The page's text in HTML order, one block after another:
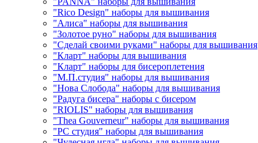
"Rico Design" наборы для вышивания
"Алиса" наборы для вышивания
"Золотое руно" наборы для вышивания
"Сделай своими руками" наборы для вышивания
"Кларт" наборы для вышивания
"Кларт" наборы для бисероплетения
"М.П.студия" наборы для вышивания
"Нова Слобода" наборы для вышивания
"Радуга бисера" наборы с бисером
"RIOLIS" наборы для вышивания
"Thea Gouverneur" наборы для вышивания
"РС студия" наборы для вышивания